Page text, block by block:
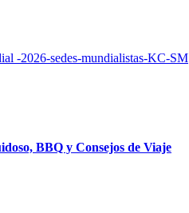
BBQ y Consejos de Viaje